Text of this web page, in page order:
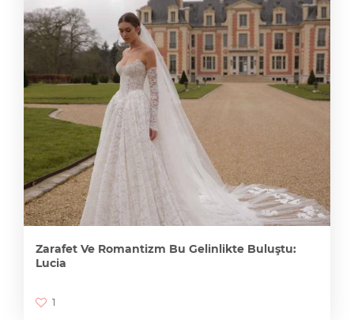
Zarafet Ve Romantizm Bu Gelinlikte Buluştu:
Lucia
1